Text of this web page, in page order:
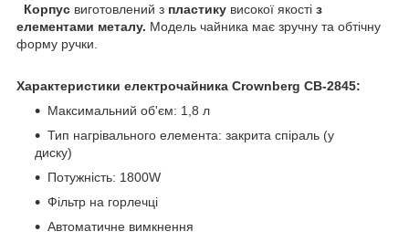
Корпус виготовлений з пластику високої якості з
елементами металу. Модель чайника має зручну та обтічну
форму ручки.
Характеристики електрочайника Crownberg CB-2845:
Максимальний об'єм: 1,8 л
Тип нагрівального елемента: закрита спіраль (у
диску)
Потужність: 1800W
Фільтр на горлечці
Автоматичне вимкнення